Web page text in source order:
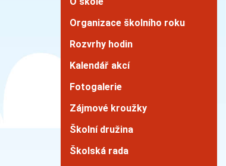
Organizace školního roku
Rozvrhy hodin
Kalendář akcí
Fotogalerie
Zájmové kroužky
Školní družina
Školská rada